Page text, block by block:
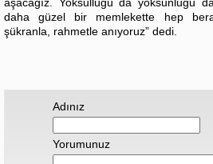
daha güzel bir memlekette hep
şükranla, rahmetle anıyoruz” dedi.
Adınız
Yorumunuz